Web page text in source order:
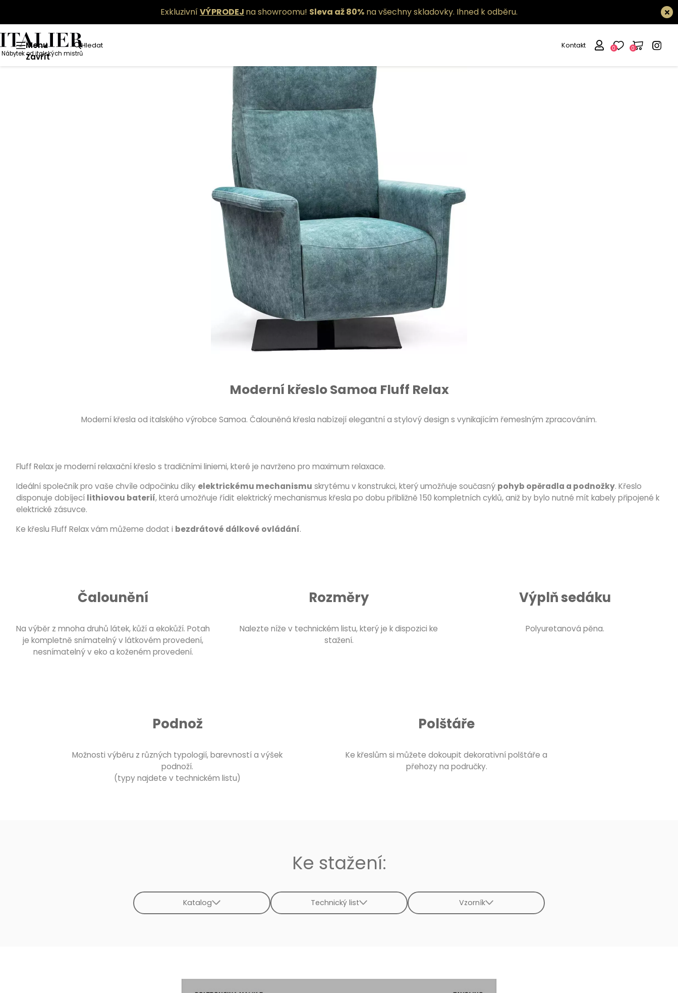
ExkluzivníVÝPRODEJ na showroomu! Sleva až 80% na všechny skladovky. Ihned k odběru.
Menu
Zavřít
Hledat
Nábytek od italských mistrů
Kontakt 0 0
Moderní křeslo Samoa Fluff Relax
Moderní křesla od italského výrobce Samoa. Čalouněná křesla nabízejí elegantní a stylový design s vynikajícím řemeslným zpracováním.
Fluff Relax je moderní relaxační křeslo s tradičními liniemi, které je navrženo pro maximum relaxace.
Ideální společník pro vaše chvíle odpočinku díky elektrickému mechanismu skrytému v konstrukci, který umožňuje současný pohyb opěradla a podnožky. Křeslo
disponuje dobíjecí lithiovou baterií, která umožňuje řídit elektrický mechanismus křesla po dobu přibližně 150 kompletních cyklů, aniž by bylo nutné mít kabely připojené k
elektrické zásuvce.
Ke křeslu Fluff Relax vám můžeme dodat i bezdrátové dálkové ovládání.
Čalounění
Na výběr z mnoha druhů látek, kůží a ekokůží. Potah
je kompletně snímatelný v látkovém provedení,
nesnímatelný v eko a koženém provedení.
Rozměry
Nalezte níže v technickém listu, který je k dispozici ke
stažení.
Výplň sedáku
Polyuretanová pěna.
Podnož
Možnosti výběru z různých typologií, barevností a výšek
podnoží.
(typy najdete v technickém listu)
Polštáře
Ke křeslům si můžete dokoupit dekorativní polštáře a
přehozy na područky.
Ke stažení:
Katalog Technický list Vzorník